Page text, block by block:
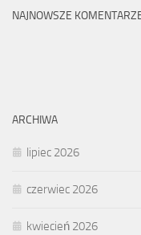
NAJNOWSZE
ARCHIWA
lipiec 2026
czerwiec 2026
kwiecień 2026